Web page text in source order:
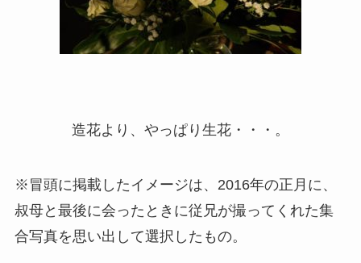
造花より、やっぱり生花・・・。
※冒頭に掲載したイメージは、2016年の正月に、
叔母と最後に会ったときに従兄が撮ってくれた集
合写真を思い出して選択したもの。